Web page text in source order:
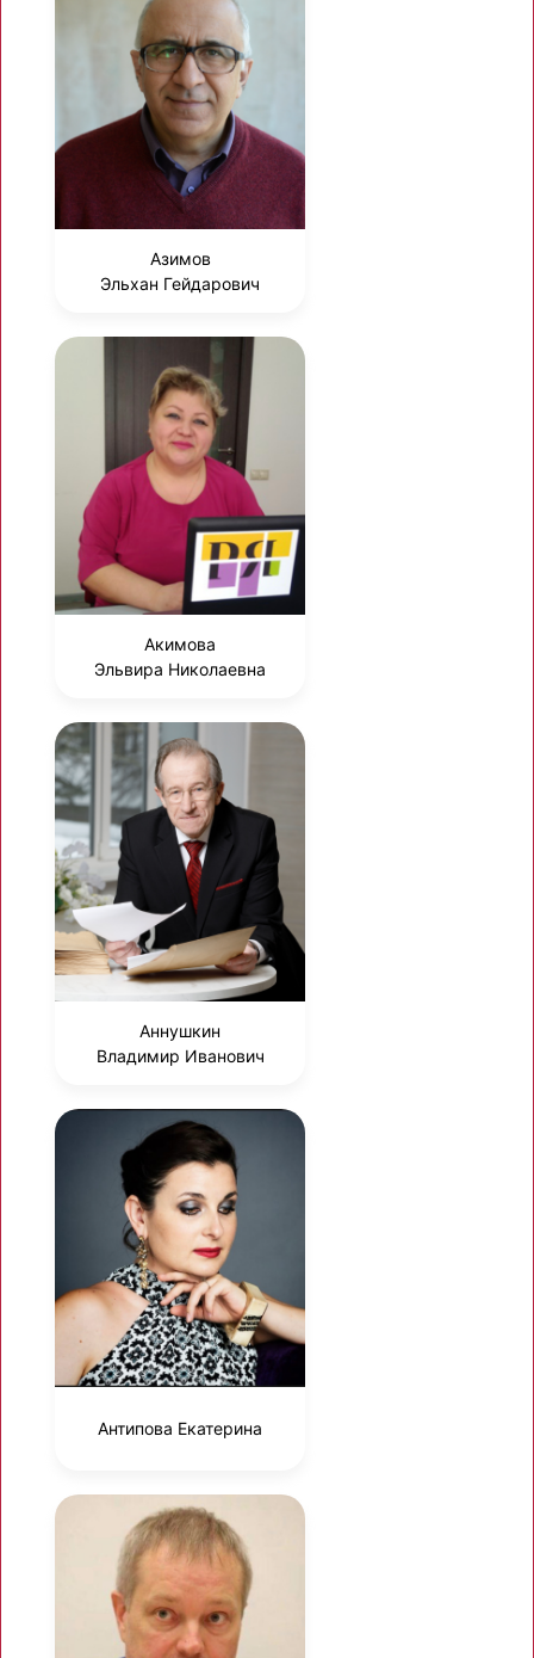
Азимов
Эльхан Гейдарович
Акимова
Эльвира Николаевна
Аннушкин
Владимир Иванович
Антипова Екатерина